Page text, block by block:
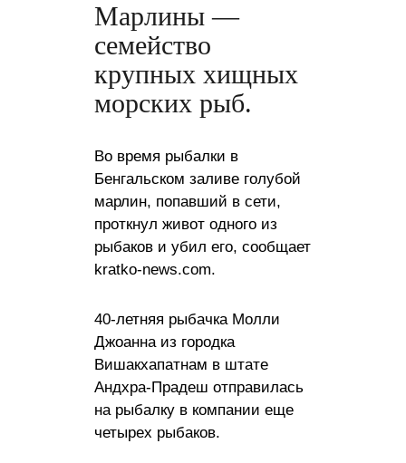
Марлины —
семейство
крупных хищных
морских рыб.
Во время рыбалки в
Бенгальском заливе голубой
марлин, попавший в сети,
проткнул живот одного из
рыбаков и убил его, сообщает
kratko-news.com.
40-летняя рыбачка Молли
Джоанна из городка
Вишакхапатнам в штате
Андхра-Прадеш отправилась
на рыбалку в компании еще
четырех рыбаков.